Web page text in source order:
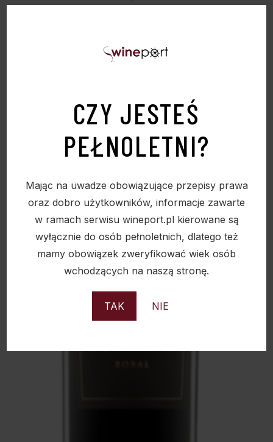
CZY JESTEŚ
PEŁNOLETNI?
Mając na uwadze obowiązujące przepisy prawa
oraz dobro użytkowników, informacje zawarte
w ramach serwisu wineport.pl kierowane są
wyłącznie do osób pełnoletnich, dlatego też
mamy obowiązek zweryfikować wiek osób
wchodzących na naszą stronę.
TAK NIE